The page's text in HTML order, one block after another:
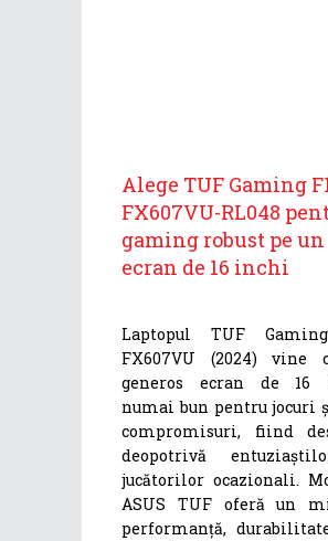
Alege TUF Gaming
FX607VU-RL048
gaming robust pe un
ecran de 16 inchi
Laptopul TUF
FX607VU (2024) vine
generos ecran de 16
numai bun pentru jocuri
compromisuri, fiind
deopotrivă
jucătorilor ocazionali.
ASUS TUF oferă un
performanță,